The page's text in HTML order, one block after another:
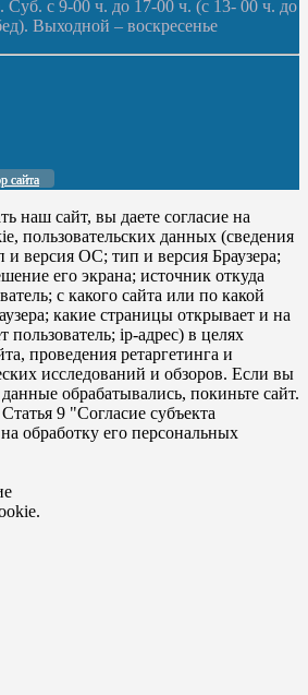
Суб. с 9-00 ч. до 17-00 ч. (с 13- 00 ч. до
Выходной – воскресенье
сайта
наш сайт, вы даете согласие на
пользовательских данных (сведения
версия ОС; тип и версия Браузера;
его экрана; источник откуда
с какого сайта или по какой
какие страницы открывает и на
ip-адрес) в целях
проведения ретаргетинга и
исследований и обзоров. Если вы
обрабатывались, покиньте сайт.
9 "Согласие субъекта
обработку его персональных